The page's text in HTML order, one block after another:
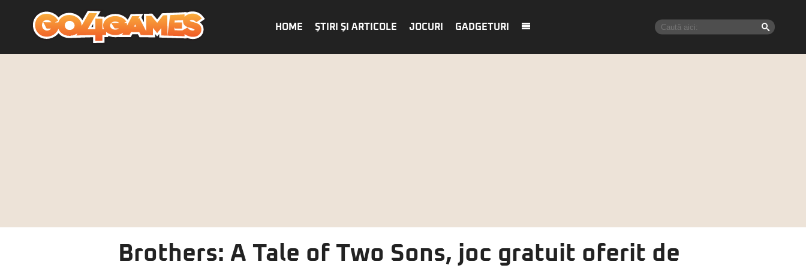
HOME ŞTIRI ŞI ARTICOLE JOCURI GADGETURI
Brothers: A Tale of Two Sons, joc gratuit oferit de